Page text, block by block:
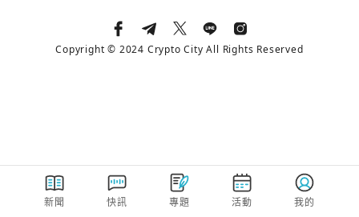
新聞 快訊 專題 活動 我的
Copyright © 2024 Crypto City All Rights Reserved